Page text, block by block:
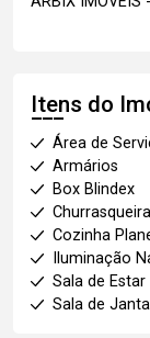
Itens do
Área de
Armários
Box Blindex
Churrasqueira
Cozinha
Iluminação
Sala de Estar
Sala de